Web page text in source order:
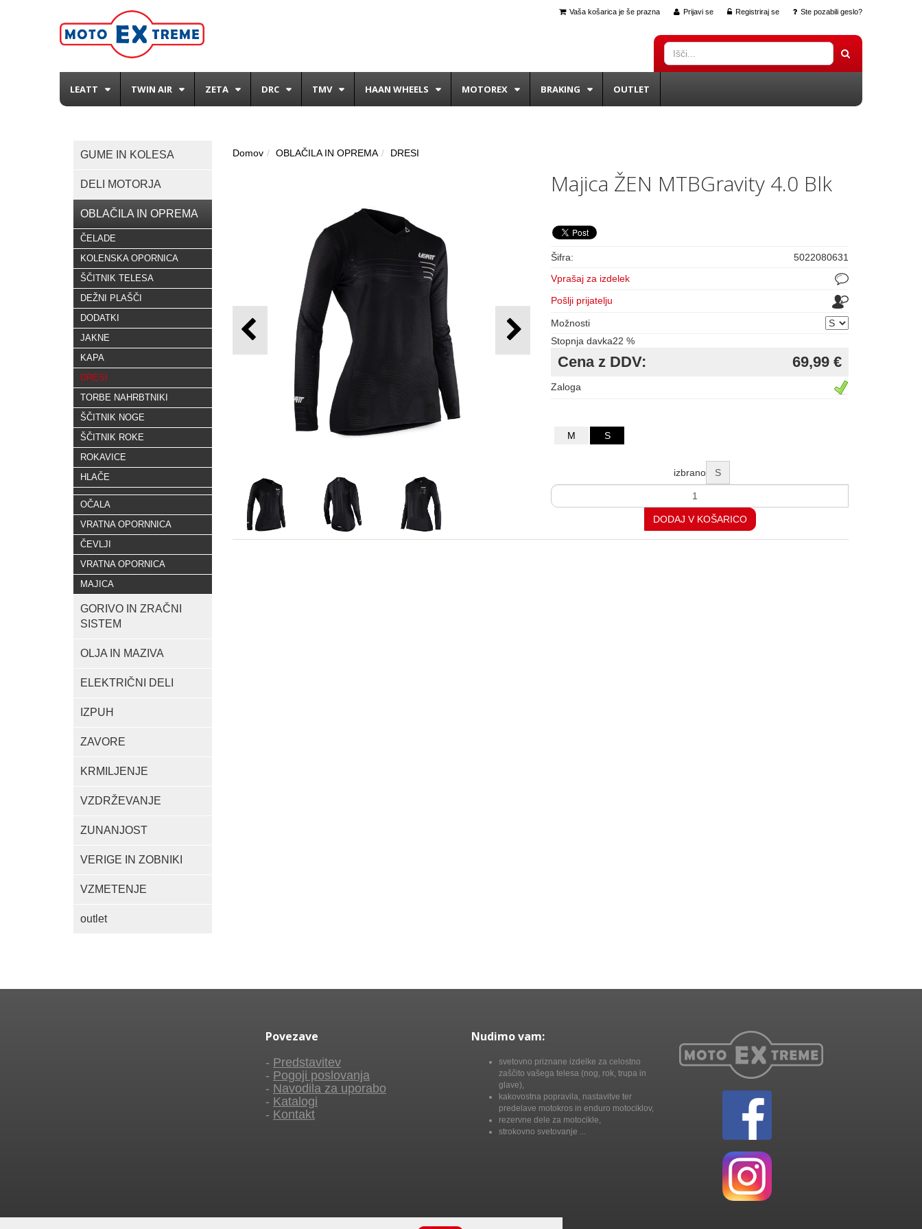
Prijavi se Registriraj se Ste pozabili geslo?
Vaša košarica je še prazna
LEATT TWIN AIR ZETA DRC TMV HAAN WHEELS MOTOREX BRAKING OUTLET
GUME IN KOLESA
DELI MOTORJA
OBLAČILA IN OPREMA
ČELADE
KOLENSKA OPORNICA
ŠČITNIK TELESA
DEŽNI PLAŠČI
DODATKI
JAKNE
KAPA
DRESI
TORBE NAHRBTNIKI
ŠČITNIK NOGE
ŠČITNIK ROKE
ROKAVICE
HLAČE
OČALA
VRATNA OPORNNICA
ČEVLJI
VRATNA OPORNICA
MAJICA
GORIVO IN ZRAČNI
SISTEM
OLJA IN MAZIVA
ELEKTRIČNI DELI
IZPUH
ZAVORE
KRMILJENJE
VZDRŽEVANJE
ZUNANJOST
VERIGE IN ZOBNIKI
VZMETENJE
outlet
Domov OBLAČILA IN OPREMA DRESI
Majica ŽEN MTBGravity 4.0 Blk
Šifra:
5022080631
Vprašaj za izdelek
Pošlji prijatelju
Možnosti
Stopnja davka22 %
Cena z DDV: 69,99 €
Zaloga
M S
izbrano S
DODAJ V KOŠARICO
Povezave
- Predstavitev
- Pogoji poslovanja
- Navodila za uporabo
- Katalogi
- Kontakt
Nudimo vam:
svetovno priznane izdelke za celostno
zaščito vašega telesa (nog, rok, trupa in
glave),
kakovostna popravila, nastavitve ter
predelave motokros in enduro motociklov,
rezervne dele za motocikle,
strokovno svetovanje ...